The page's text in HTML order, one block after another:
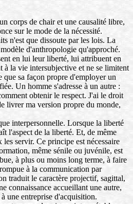
corps de chair et une causalité libre,
sur le mode de la nécessité.
n'est que dissoute par les lois. La
d'anthropologie qu'approché.
en lui leur liberté, lui attribuent en
à la vie intersubjective et ne se limitent
sa façon propre d'employer un
Un homme s'adresse à un autre :
obtenir le respect. J'ai le droit
livrer ma version propre du monde,
interpersonnelle. Lorsque la liberté
l'aspect de la liberté. Et, de même
servir. Ce principe est nécessaire
même sénile ou juvénile, est
à plus ou moins long terme, à faire
à la communication par
traduit le caractère projectif, sagittal,
connaissance accueillant une autre,
une entreprise d'acquisition.